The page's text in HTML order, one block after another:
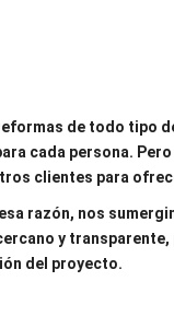
de todo tipo
cada persona.
clientes para
razón, nos
y
del proyecto.